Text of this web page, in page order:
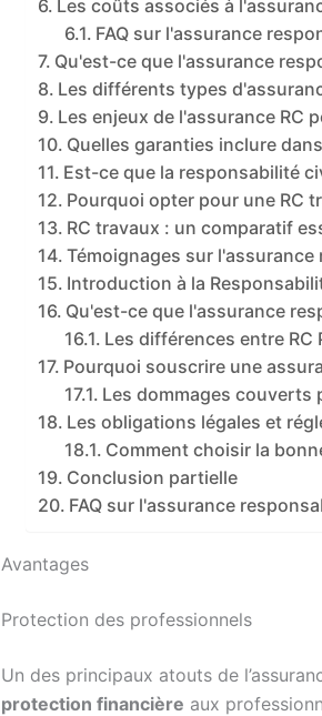
Les coûts associés à
FAQ sur l'assurance
Qu'est-ce que l'assurance
Les différents types
Les enjeux de l'assurance RC
Quelles garanties inclure
Est-ce que la responsabilité
Pourquoi opter pour une RC
RC travaux : un comparatif
Témoignages sur
Introduction à la
Qu'est-ce que l'assurance
Les différences entre
Pourquoi souscrire une
Les dommages couverts
Les obligations légales et
Comment choisir la
Conclusion partielle
FAQ sur l'assurance
Avantages
Protection des professionnels
Un des principaux atouts de
protection financière aux